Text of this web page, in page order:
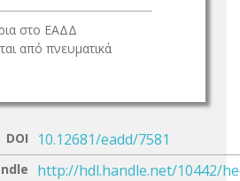
στο ΕΑΔΔ
από πνευματικά
DOI 10.12681/eadd/7581
http://hdl.handle.net/10442/